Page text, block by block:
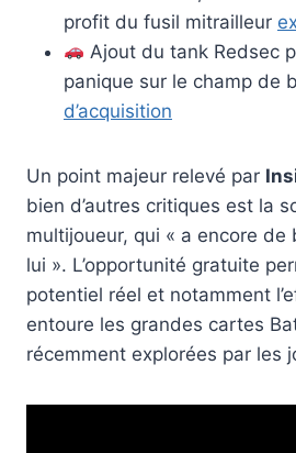
profit du fusil mitrailleur
Ajout du tank Redsec
panique sur le champ de
d’acquisition
Un point majeur relevé par
bien d’autres critiques est la
multijoueur, qui « a encore
lui ». L’opportunité gratuite
potentiel réel et notamment
entoure les grandes cartes
récemment explorées par les